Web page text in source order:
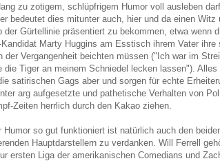
zu zotigem, schlüpfrigem Humor voll ausleben
bedeutet dies mitunter auch, hier und da einen Witz
der Gürtellinie präsentiert zu bekommen, etwa wenn
Marty Huggins am Esstisch ihrem Vater ihre
der Vergangenheit beichten müssen ("Ich war im
die Tiger an meinem Schniedel lecken lassen"). Alles
satirischen Gags aber und sorgen für echte
arg aufgesetzte und pathetische Verhalten von
Zeiten herrlich durch den Kakao ziehen.
Humor so gut funktioniert ist natürlich auch den
Hauptdarstellern zu verdanken. Will Ferrell
ersten Liga der amerikanischen Comedians und